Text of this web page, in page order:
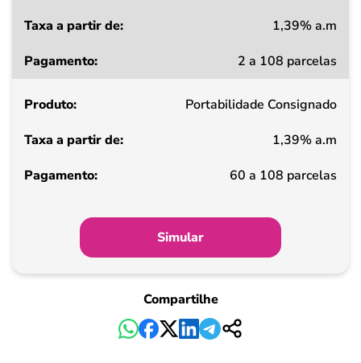
a
de
Pagamento
1,39% a.m
2 a 108 parcelas
Portabilidade Consignado
1,39% a.m
60 a 108 parcelas
Simular
Compartilhe